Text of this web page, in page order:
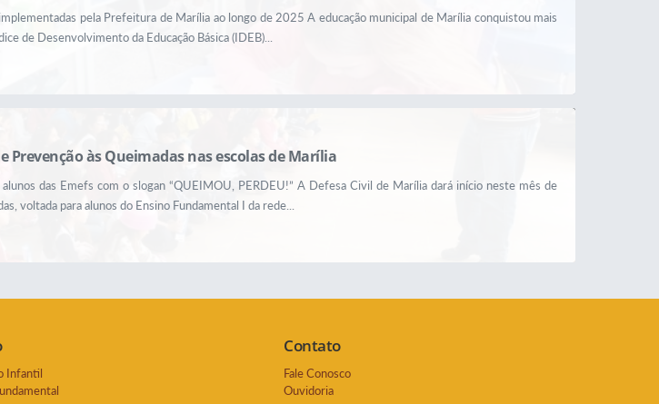
pela Prefeitura de Marília ao longo de 2025 A educação municipal de Marília conquistou mais
de Desenvolvimento da Educação Básica (IDEB)...
Prevenção às Queimadas nas escolas de Marília
das Emefs com o slogan “QUEIMOU, PERDEU!” A Defesa Civil de Marília dará início neste mês de
voltada para alunos do Ensino Fundamental I da rede...
Infantil
Contato
Fale Conosco
Ouvidoria